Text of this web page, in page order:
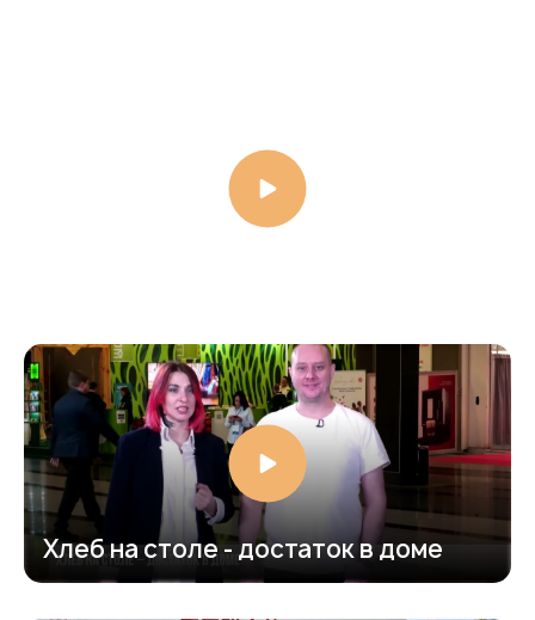
Хлеб на столе - достаток в доме